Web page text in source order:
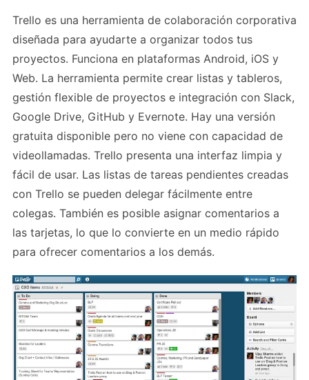
Trello es una herramienta de colaboración corporativa
diseñada para ayudarte a organizar todos tus
proyectos. Funciona en plataformas Android, iOS y
Web. La herramienta permite crear listas y tableros,
gestión flexible de proyectos e integración con Slack,
Google Drive, GitHub y Evernote. Hay una versión
gratuita disponible pero no viene con capacidad de
videollamadas. Trello presenta una interfaz limpia y
fácil de usar. Las listas de tareas pendientes creadas
con Trello se pueden delegar fácilmente entre
colegas. También es posible asignar comentarios a
las tarjetas, lo que lo convierte en un medio rápido
para ofrecer comentarios a los demás.